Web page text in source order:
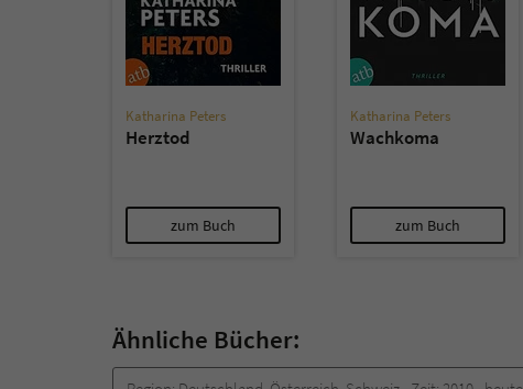
Katharina Peters
Herztod
zum Buch
Katharina Peters
Wachkoma
zum Buch
Ähnliche Bücher: